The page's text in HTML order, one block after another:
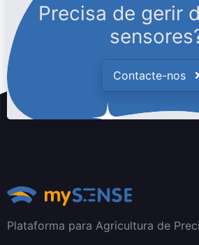
Precisa de gerir
Contacte-nos
Plataforma para Agricultura de